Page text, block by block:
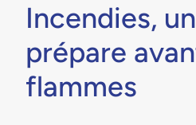
Incendies,
prépare
flammes